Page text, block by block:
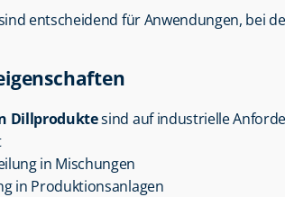
entscheidend für Anwendungen, bei
Dillprodukte sind auf industrielle
in Mischungen
in Produktionsanlagen